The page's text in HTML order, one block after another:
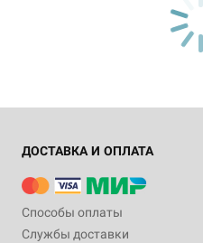
ДОСТАВКА И ОПЛАТА
Способы оплаты
Службы доставки